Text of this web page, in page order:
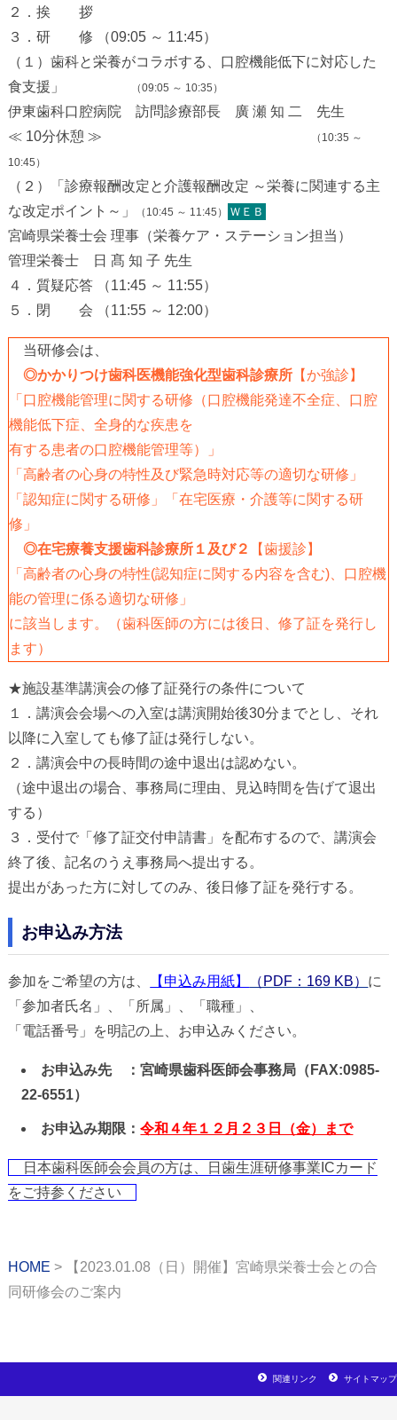
２．挨 拶
３．研 修 （09:05 ～ 11:45）
（１）歯科と栄養がコラボする、口腔機能低下に対応した
食支援」
（09:05 ～ 10:35）
伊東歯科口腔病院 訪問診療部長 廣 瀬 知 二 先生
≪ 10分休憩 ≫
（10:35 ～
10:45）
（２）「診療報酬改定と介護報酬改定 ～栄養に関連する主
な改定ポイント～」
（10:45 ～ 11:45） ＷＥＢ
宮崎県栄養士会 理事（栄養ケア・ステーション担当）
管理栄養士 日 髙 知 子 先生
４．質疑応答 （11:45 ～ 11:55）
５．閉 会 （11:55 ～ 12:00）
当研修会は、
◎かかりつけ歯科医機能強化型歯科診療所 【か強診】
「口腔機能管理に関する研修（口腔機能発達不全症、口腔
機能低下症、全身的な疾患を
有する患者の口腔機能管理等）」
「高齢者の心身の特性及び緊急時対応等の適切な研修」
「認知症に関する研修」「在宅医療・介護等に関する研
修」
◎在宅療養支援歯科診療所１及び２
【歯援診】
「高齢者の心身の特性(認知症に関する内容を含む)、口腔機
能の管理に係る適切な研修」
に該当します。（歯科医師の方には後日、修了証を発行し
ます）
★施設基準講演会の修了証発行の条件について
１．講演会会場への入室は講演開始後30分までとし、それ
以降に入室しても修了証は発行しない。
２．講演会中の長時間の途中退出は認めない。
（途中退出の場合、事務局に理由、見込時間を告げて退出
する）
３．受付で「修了証交付申請書」を配布するので、講演会
終了後、記名のうえ事務局へ提出する。
提出があった方に対してのみ、後日修了証を発行する。
お申込み方法
参加をご希望の方は、 【申込み用紙】 （PDF：169 KB） に
「参加者氏名」、「所属」、「職種」、
「電話番号」を明記の上、お申込みください。
お申込み先 ：宮崎県歯科医師会事務局（FAX:0985-
22-6551）
お申込み期限：令和４年１２月２３日（金）まで
日本歯科医師会会員の方は、日歯生涯研修事業ICカード
をご持参ください
HOME
【2023.01.08（日）開催】宮崎県栄養士会との合
同研修会のご案内
サイトマップ
関連リンク